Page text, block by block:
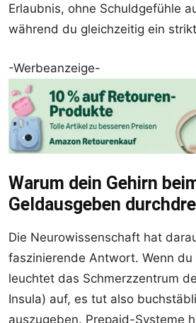
Erlaubnis, ohne Schuldgefühle
während du gleichzeitig ein
-Werbeanzeige-
Warum dein Gehirn
Geldausgeben
Die Neurowissenschaft hat
faszinierende Antwort. Wenn
leuchtet das Schmerzzentrum
Insula) auf, es tut also
auszugeben. Prepaid-Systeme